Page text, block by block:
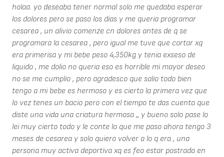
holaa. yo deseaba tener normal solo me quedaba esperar
los dolores pero se paso los dias y me queria programar
cesarea , un alivio comenze cn dolores antes de q se
programara la cesarea , pero igual me tuve que cortar xq
era primerisa y mi bebe peso 4,350kg y tenia exseso de
liquido , me dolio no queria eso es horrible mi mayor deseo
no se me cumplio , pero agradesco que salio todo bien
tengo a mi bebe es hermoso y es cierto la primera vez que
lo vez tenes un bacio pero con el tiempo te das cuenta que
diste una vida una criatura hermosa ,, y bueno solo pase lo
lei muy cierto todo y le conte lo que me paso ahora tengo 3
meses de cesarea y solo quiero volver a lo q era , una
persona muy activa deportiva xq es feo estar postrada en